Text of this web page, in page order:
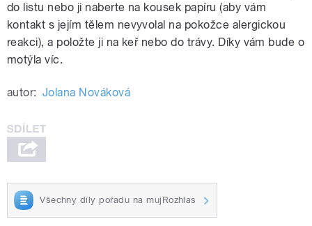
do listu nebo ji naberte na kousek papíru (aby vám
kontakt s jejím tělem nevyvolal na pokožce alergickou
reakci), a položte ji na keř nebo do trávy. Díky vám bude o
motýla víc.
autor: Jolana Nováková
Všechny díly pořadu na mujRozhlas